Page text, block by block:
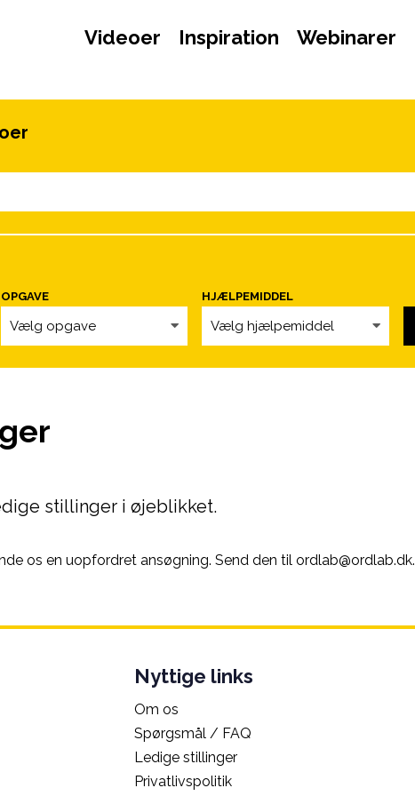
Videoer Inspiration Webinarer
OPGAVE
Vælg opgave
HJÆLPEMIDDEL
Vælg hjælpemiddel
stillinger i øjeblikket.
os en uopfordret ansøgning. Send den til ordlab@ordlab.dk.
Nyttige links
Om os
Spørgsmål / FAQ
Ledige stillinger
Privatlivspolitik